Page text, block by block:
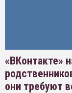
«ВКонтакте»
они требуют